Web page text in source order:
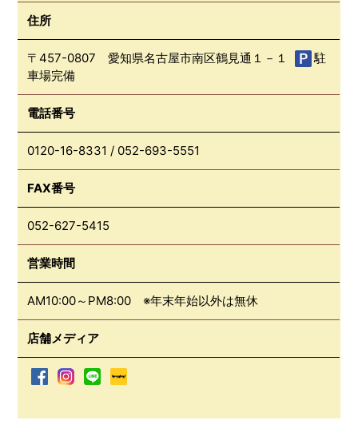
住所
〒457-0807 愛知県名古屋市南区鶴見通１－１
駐
車場完備
電話番号
0120-16-8331 / 052-693-5551
FAX番号
052-627-5415
営業時間
AM10:00～PM8:00 ※年末年始以外は無休
店舗メディア